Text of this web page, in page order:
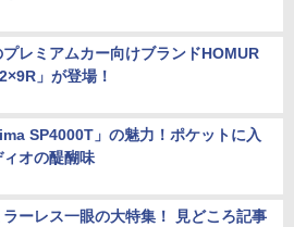
プレミアムカー向けブランドHOMUR
」が登場！
SP4000T」の魅力！ポケットに入
オの醍醐味
ラーレス一眼の大特集！ 見どころ記事